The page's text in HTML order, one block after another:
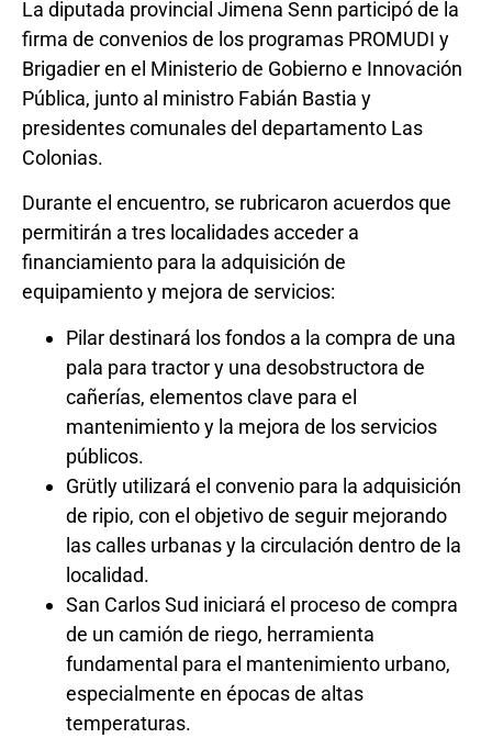
La diputada provincial Jimena Senn participó de la
firma de convenios de los programas PROMUDI y
Brigadier en el Ministerio de Gobierno e Innovación
Pública, junto al ministro Fabián Bastia y
presidentes comunales del departamento Las
Colonias.
Durante el encuentro, se rubricaron acuerdos que
permitirán a tres localidades acceder a
financiamiento para la adquisición de
equipamiento y mejora de servicios:
Pilar destinará los fondos a la compra de una
pala para tractor y una desobstructora de
cañerías, elementos clave para el
mantenimiento y la mejora de los servicios
públicos.
Grütly utilizará el convenio para la adquisición
de ripio, con el objetivo de seguir mejorando
las calles urbanas y la circulación dentro de la
localidad.
San Carlos Sud iniciará el proceso de compra
de un camión de riego, herramienta
fundamental para el mantenimiento urbano,
especialmente en épocas de altas
temperaturas.